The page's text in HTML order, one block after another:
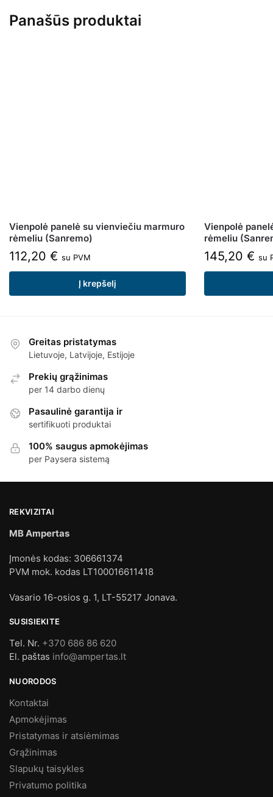
Panašūs produktai
Vienpolė panelė su vienviečiu marmuro
rėmeliu (Sanremo)
112,20 € su PVM
Į krepšelį
Vienpolė
rėmeliu
145,20 € su
Greitas pristatymas
Lietuvoje, Latvijoje, Estijoje
Prekių grąžinimas
per 14 darbo dienų
Pasaulinė garantija ir
sertifikuoti produktai
100% saugus apmokėjimas
per Paysera sistemą
REKVIZITAI
MB Ampertas
Įmonės kodas: 306661374
PVM mok. kodas LT100016611418
Vasario 16-osios g. 1, LT-55217 Jonava.
SUSISIEKITE
Tel. Nr. +370 686 86 620
El. paštas info@ampertas.lt
NUORODOS
Kontaktai
Apmokėjimas
Pristatymas ir atsiėmimas
Grąžinimas
Slapukų taisykles
Privatumo politika